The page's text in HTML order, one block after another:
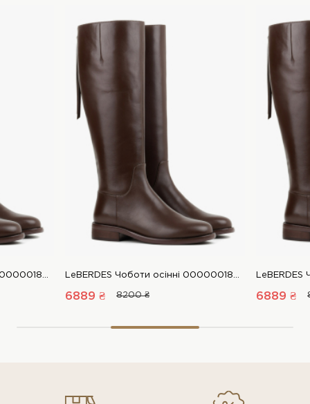
LeBERDES Чоботи осінні 00000018922 1 Магазин взуття “Favorite Shoes” LeBERDES Чоботи осінні 00000018922 1 Магазин взуття “Favorite Shoes”
6889 ₴ 8200 ₴ 6889 ₴